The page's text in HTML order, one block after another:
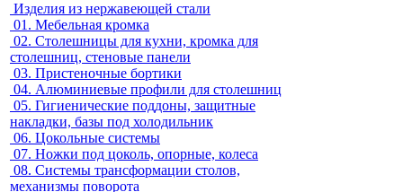
Изделия из нержавеющей стали
01. Мебельная кромка
02. Столешницы для кухни, кромка для
столешниц, стеновые панели
03. Пристеночные бортики
04. Алюминиевые профили для столешниц
05. Гигиенические поддоны, защитные
накладки, базы под холодильник
06. Цокольные системы
07. Ножки под цоколь, опорные, колеса
08. Системы трансформации столов,
механизмы поворота